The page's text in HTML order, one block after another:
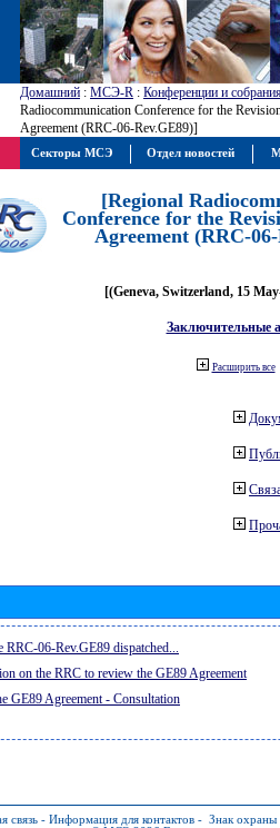
Домашний : МСЭ-R : Конференции и
Radiocommunication Conference for the
Agreement (RRC-06-Rev.GE89)]
[Regional
Conference for the
Agreement (RRC-
[(Geneva, Switzerland, 15
Заключительные
Расширить все
06-Rev.GE89 dispatched...
on the RRC to review the GE89 Agreement
GE89 Agreement - Consultation
связь - Информация для контактов - Знак охраны
Секторы МСЭ Отдел новостей